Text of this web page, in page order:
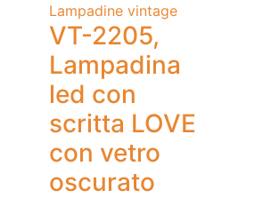
Lampadine vintage
VT-2205,
Lampadina
led con
scritta LOVE
con vetro
oscurato